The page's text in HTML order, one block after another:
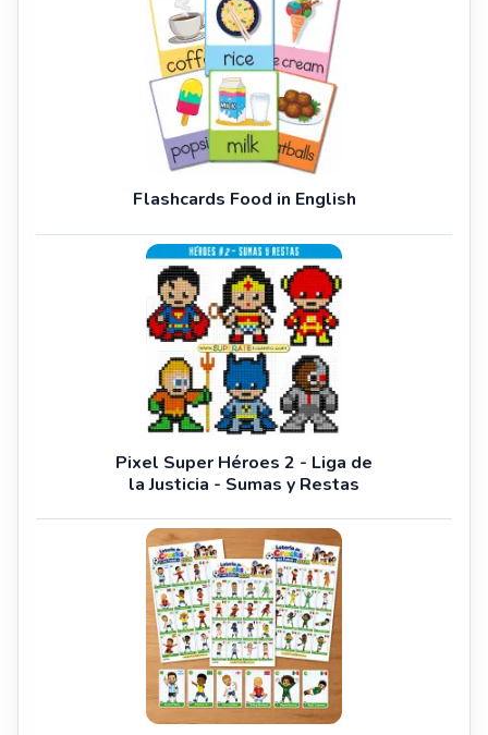
Flashcards Food in English
Pixel Super Héroes 2 - Liga de
la Justicia - Sumas y Restas